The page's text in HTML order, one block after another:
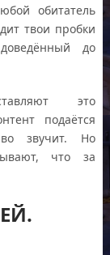
обитатель
твои пробки
до
это
подаётся
звучит. Но
что за